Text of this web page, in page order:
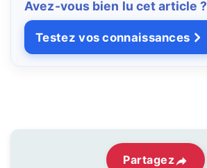
Avez-vous bien lu cet article ?
Testez vos connaissances
Partagez